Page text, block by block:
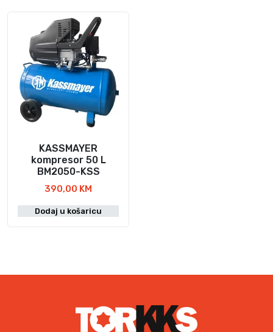
KASSMAYER
kompresor 50 L
BM2050-KSS
390,00 KM
Dodaj u košaricu